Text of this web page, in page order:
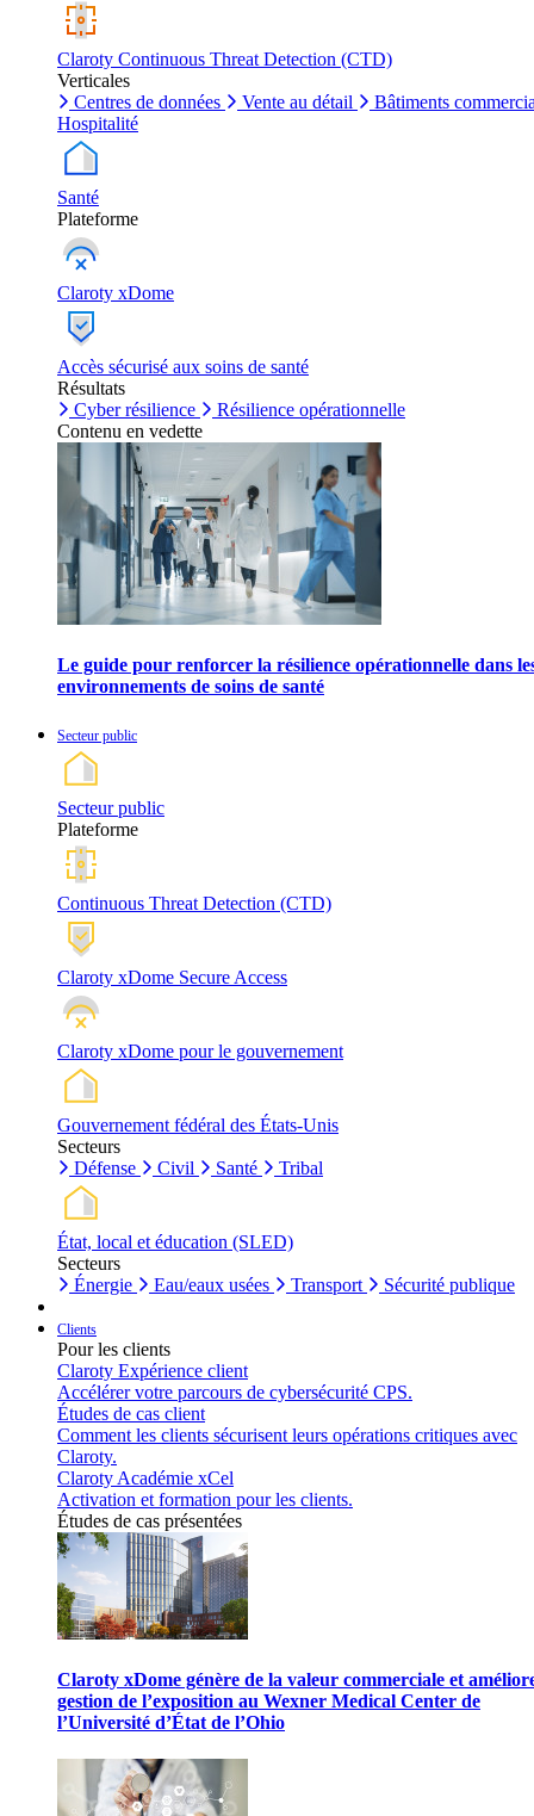
Claroty Continuous Threat Detection (CTD)
Verticales
Centres de données
Vente au détail
Bâtiments
Hospitalité
Santé
Plateforme
Claroty xDome
Accès sécurisé aux soins de santé
Résultats
Cyber résilience
Résilience opérationnelle
Contenu en vedette
Le guide pour renforcer la résilience opérationnelle dans
environnements de soins de santé
Secteur public
Secteur public
Plateforme
Continuous Threat Detection (CTD)
Claroty xDome Secure Access
Claroty xDome pour le gouvernement
Gouvernement fédéral des États-Unis
Secteurs
Défense
Civil Santé Tribal
État, local et éducation (SLED)
Secteurs
Énergie
Eau/eaux usées Transport Sécurité publique
Clients
Pour les clients
Claroty Expérience client
Accélérer votre parcours de cybersécurité CPS.
Études de cas client
Comment les clients sécurisent leurs opérations critiques avec
Claroty.
Claroty Académie xCel
Activation et formation pour les clients.
Études de cas présentées
Claroty xDome génère de la valeur commerciale et
gestion de l’exposition au Wexner Medical Center de
l’Université d’État de l’Ohio